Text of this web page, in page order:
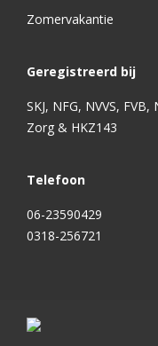
Zomervakantie
Geregistreerd bij
SKJ, NFG, NVVS,
Zorg & HKZ143
Telefoon
06-23590429
0318-256721